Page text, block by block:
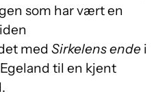
som har vært en
med Sirkelens ende i
til en kjent